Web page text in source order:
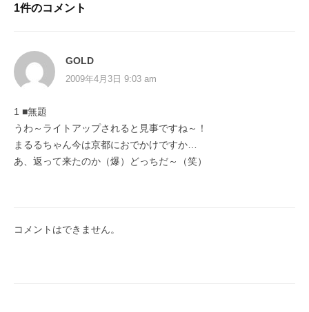
1件のコメント
GOLD
2009年4月3日 9:03 am
1 ■無題
うわ～ライトアップされると見事ですね～！
まるるちゃん今は京都におでかけですか…
あ、返って来たのか（爆）どっちだ～（笑）
コメントはできません。